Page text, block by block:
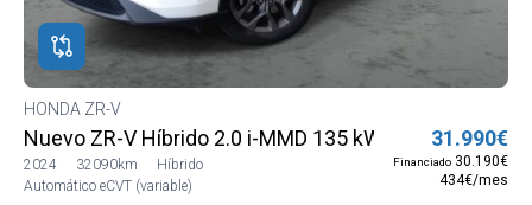
HONDA ZR-V
Nuevo ZR-V Híbrido 2.0 i-MMD 135 kW (184 CV)
2024 32090km
Híbrido
Automático eCVT (variable)
31.990€
Financiado 30.190€
434€/mes